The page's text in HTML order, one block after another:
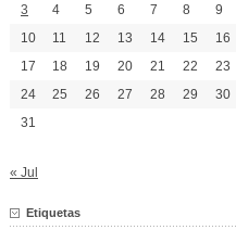
3
4 5 6 7 8
9
10
11 12 13 14 15
16
17
18 19 20 21 22
23
24
25 26 27 28 29
30
31
« Jul
Etiquetas